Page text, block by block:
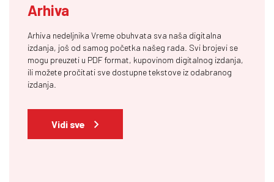
Arhiva
Arhiva nedeljnika Vreme obuhvata sva naša digitalna
izdanja, još od samog početka našeg rada. Svi brojevi se
mogu preuzeti u PDF format, kupovinom digitalnog izdanja,
ili možete pročitati sve dostupne tekstove iz odabranog
izdanja.
Vidi sve